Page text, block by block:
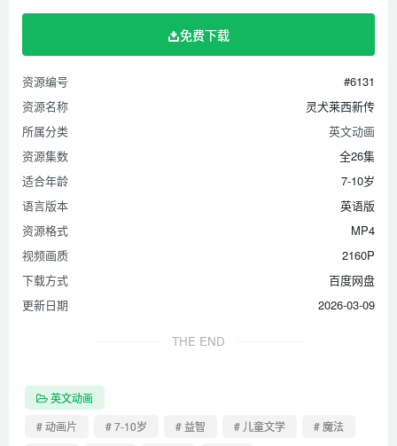
免费下载
资源编号
#6131
资源名称
灵犬莱西新传
所属分类
英文动画
资源集数
全26集
适合年龄
7-10岁
语言版本
英语版
资源格式
MP4
视频画质
2160P
下载方式
百度网盘
更新日期
2026-03-09
THE END
英文动画
# 动画片
# 7-10岁 # 益智 # 儿童文学
# 魔法